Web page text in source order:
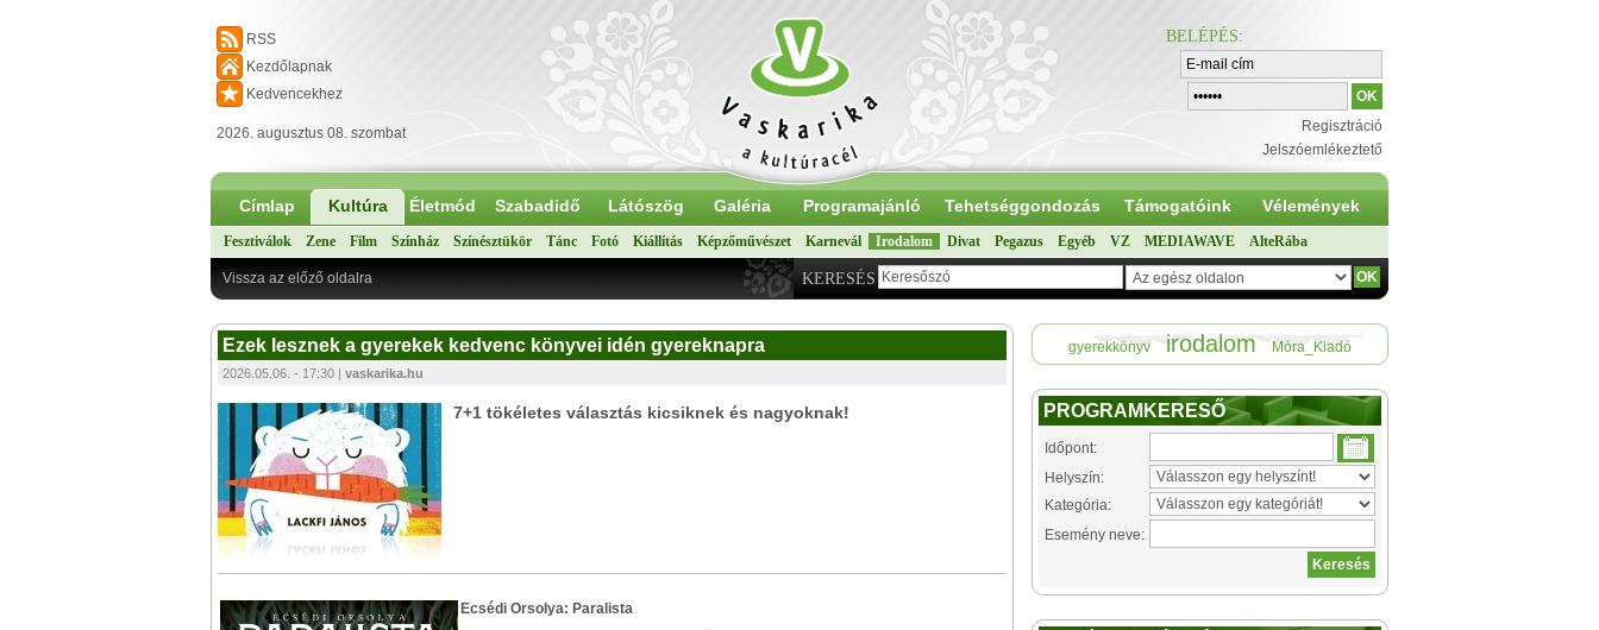
RSS
Kezdőlapnak
Kedvencekhez
2026. augusztus 08. szombat
BELÉPÉS:
Regisztráció
Jelszóemlékeztető
Címlap Kultúra Életmód Szabadidő Látószög Galéria Programajánló Tehetséggondozás Támogatóink Vélemények
Fesztiválok Zene Film Színház Színésztükör Tánc Fotó Kiállítás Képzőművészet Karnevál Irodalom Divat Pegazus Egyéb VZ MEDIAWAVE AlteRába
KERESÉS
Vissza az előző oldalra
Ezek lesznek a gyerekek kedvenc könyvei idén gyereknapra
2026.05.06. - 17:30 | vaskarika.hu
7+1 tökéletes választás kicsiknek és nagyoknak!
Ecsédi Orsolya: Paralista
gyerekkönyv irodalom Móra_Kiadó
PROGRAMKERESŐ
Időpont:
Helyszín:
Kategória:
Esemény neve: